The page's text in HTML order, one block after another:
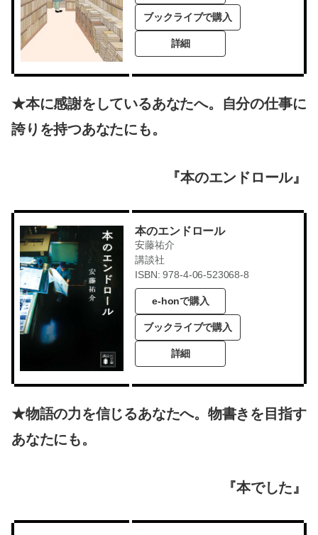
ブックライブで購入
詳細
★本に感謝をしているあなたへ。自分の仕事に
誇りを持つあなたにも。
『本のエンドロール』
本のエンドロール
安藤祐介
講談社
ISBN: 978-4-06-523068-8
e-honで購入
ブックライブで購入
詳細
★物語の力を信じるあなたへ。物書きを目指す
あなたにも。
『本でした』